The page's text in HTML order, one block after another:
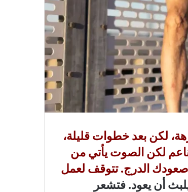
لكن بعد خطوات قليلة،
لكن الصوت يأتي من
صعودك الدرج. تتوقف لعمل
أن يعود. فتشعر